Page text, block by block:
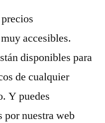
accesibles.
disponibles para
de cualquier
Y puedes
por nuestra web